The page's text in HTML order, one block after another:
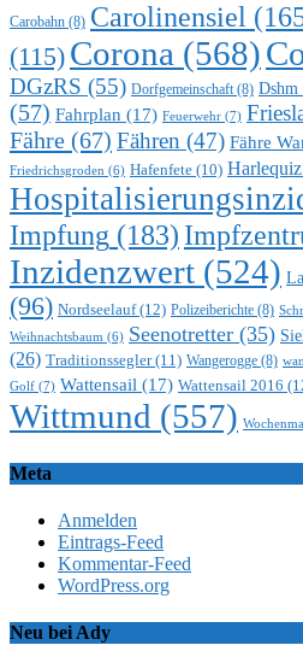
Carobahn (8) Carolinensiel
(115) Corona (568)
DGzRS (55) Dorfgemeinschaft(8) Dshm
(57) Fahrplan (17) Feuerwehr (7)
Fähre (67) Fähren (47) Fähre
Friedrichsgroden (6) Hafenfete (10) Harlequiz
Impfung (183)
Inzidenzwert (524)
(96) Nordseelauf(12) Polizeiberichte (8)
Weihnachtsbaum (6) Seenotretter (35)
(26) Traditionssegler(11) Wangerogge (8)
Golf (7) Wattensail (17) Wattensail 2016
Wittmund (557)
Meta
Anmelden
Eintrags-Feed
Kommentar-Feed
WordPress.org
Neu bei Ady